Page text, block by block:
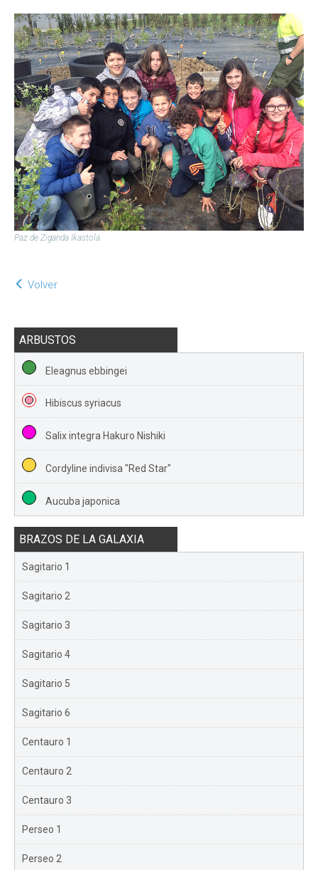
Paz de Ziganda Ikastola
Volver
ARBUSTOS
Eleagnus ebbingei
Hibiscus syriacus
Salix integra Hakuro Nishiki
Cordyline indivisa "Red Star"
Aucuba japonica
BRAZOS DE LA GALAXIA
Sagitario 1
Sagitario 2
Sagitario 3
Sagitario 4
Sagitario 5
Sagitario 6
Centauro 1
Centauro 2
Centauro 3
Perseo 1
Perseo 2